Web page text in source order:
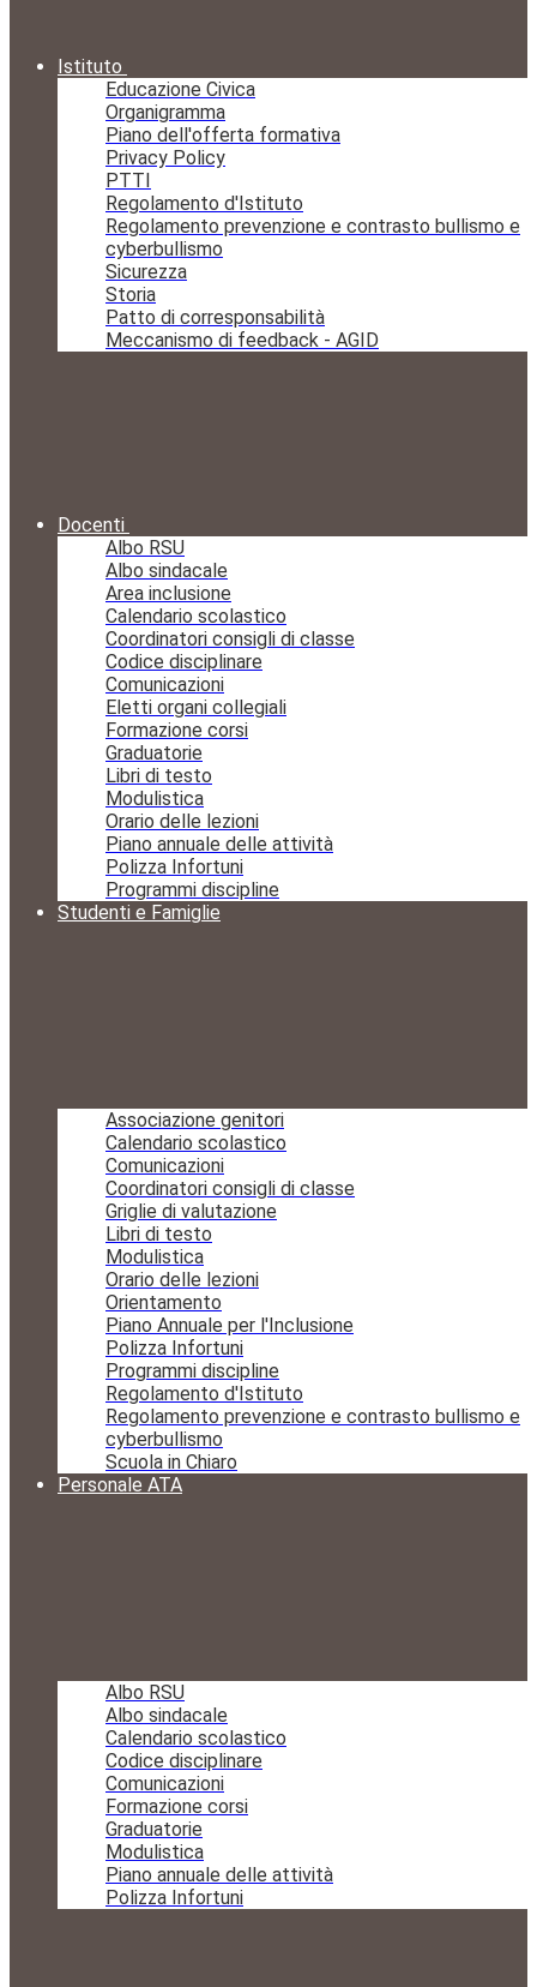
Istituto
Educazione Civica
Organigramma
Piano dell'offerta formativa
Privacy Policy
PTTI
Regolamento d'Istituto
Regolamento prevenzione e contrasto bullismo e
cyberbullismo
Sicurezza
Storia
Patto di corresponsabilità
Meccanismo di feedback - AGID
Docenti
Albo RSU
Albo sindacale
Area inclusione
Calendario scolastico
Coordinatori consigli di classe
Codice disciplinare
Comunicazioni
Eletti organi collegiali
Formazione corsi
Graduatorie
Libri di testo
Modulistica
Orario delle lezioni
Piano annuale delle attività
Polizza Infortuni
Programmi discipline
Studenti e Famiglie
Associazione genitori
Calendario scolastico
Comunicazioni
Coordinatori consigli di classe
Griglie di valutazione
Libri di testo
Modulistica
Orario delle lezioni
Orientamento
Piano Annuale per l'Inclusione
Polizza Infortuni
Programmi discipline
Regolamento d'Istituto
Regolamento prevenzione e contrasto bullismo e
cyberbullismo
Scuola in Chiaro
Personale ATA
Albo RSU
Albo sindacale
Calendario scolastico
Codice disciplinare
Comunicazioni
Formazione corsi
Graduatorie
Modulistica
Piano annuale delle attività
Polizza Infortuni